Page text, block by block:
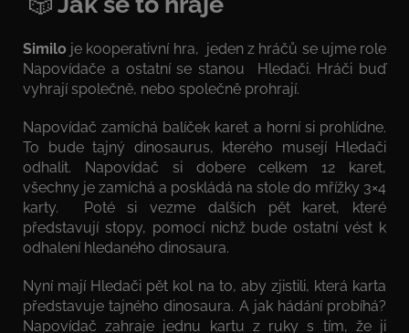
Similo je kooperativní hra, jeden z hráčů se ujme role
Napovídače a ostatní se stanou Hledači. Hráči buď
vyhrají společně, nebo společně prohrají.
Napovídač zamíchá balíček karet a horní si prohlídne.
To bude tajný dinosaurus, kterého musejí Hledači
odhalit. Napovídač si dobere celkem 12 karet,
všechny je zamíchá a poskládá na stole do mřížky 3×4
karty. Poté si vezme dalších pět karet, které
představují stopy, pomocí nichž bude ostatní vést k
odhalení hledaného dinosaura.
Nyní mají Hledači pět kol na to, aby zjistili, která karta
představuje tajného dinosaura. A jak hádání probíhá?
Napovídač zahraje jednu kartu z ruky s tím, že ji